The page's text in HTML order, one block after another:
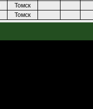
Томск
Томск